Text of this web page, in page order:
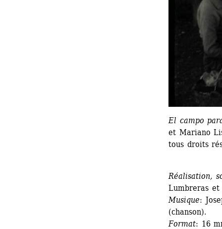
El campo
et Mariano
tous droits
Réalisation,
Lumbreras
Musique:
(chanson).
Format: 16